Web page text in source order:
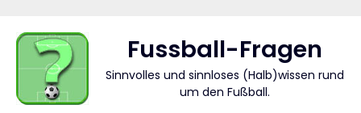
content
Fussball-Fragen
Sinnvolles und sinnloses (Halb)wissen rund
um den Fußball.